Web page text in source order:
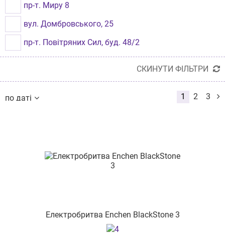
пр-т. Миру 8
вул. Домбровського, 25
пр-т. Повітряних Сил, буд. 48/2
вул. І. Франка, будинок 21
вул. Хлібна 16
пр-т Тракторобудівників, 108
пр-т. Петра Григоренка 5
СКИНУТИ ФІЛЬТРИ
по даті
1 2 3
Електробритва Enchen BlackStone 3